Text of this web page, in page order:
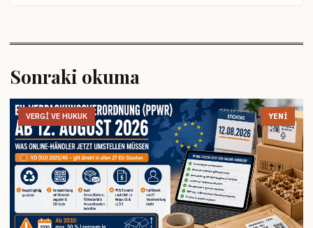
Sonraki okuma
VERGI VE HUKUK YENI